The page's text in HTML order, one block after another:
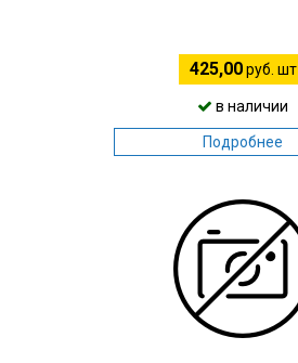
425,00руб. шт
в наличии
Подробнее